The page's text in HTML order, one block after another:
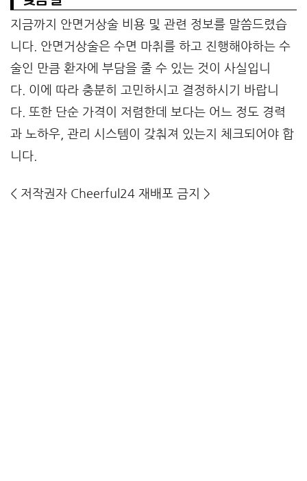
지금까지 안면거상술 비용 및 관련 정보를 말씀드렸습
니다. 안면거상술은 수면 마취를 하고 진행해야하는 수
술인 만큼 환자에 부담을 줄 수 있는 것이 사실입니
다. 이에 따라 충분히 고민하시고 결정하시기 바랍니
다. 또한 단순 가격이 저렴한데 보다는 어느 정도 경력
과 노하우, 관리 시스템이 갖춰져 있는지 체크되어야 합
니다.
< 저작권자 Cheerful24 재배포 금지 >